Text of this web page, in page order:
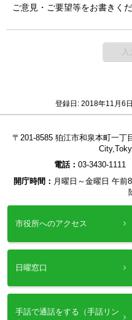
ご意見・ご要望等をお書きくだ
登録日: 2018年11月6日
〒201-8585 狛江市和泉本町一丁
電話： 03-3430-1111
開庁時間： 月曜日～金曜日 午前
市役所へのアクセス
日曜窓口
手話で通話をする（手話リン